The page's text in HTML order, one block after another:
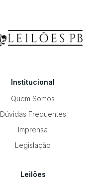
Institucional
Quem Somos
Dúvidas Frequentes
Imprensa
Legislação
Leilões